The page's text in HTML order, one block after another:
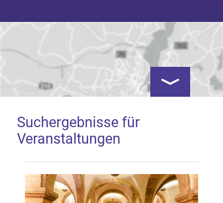
Google Map laden
Mit dem Laden der Karte akzeptieren Sie, dass die
Kartenansicht
Suchergebnisse für
Veranstaltungen